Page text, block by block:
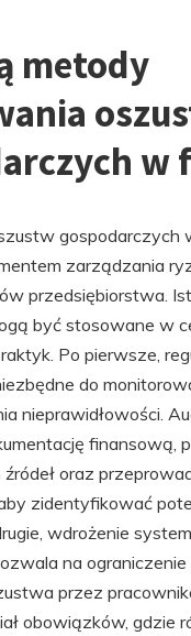
metody
w
gospodarczych
zarządzania
przedsiębiorstwa.
być stosowane w
Po pierwsze,
do
nieprawidłowości.
finansową,
źródeł oraz
zidentyfikować
wdrożenie
na ograniczenie
przez
obowiązków, gdzie